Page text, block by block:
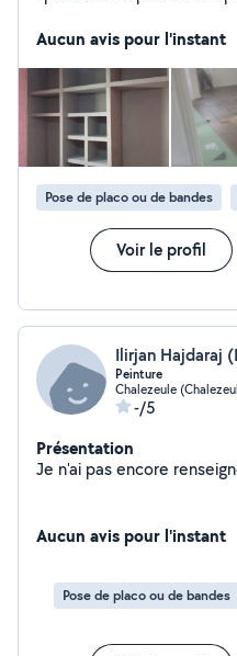
Aucun avis pour l'instant
Pose de placo ou de bandes
Voir le profil
Ilirjan Hajdaraj
Peinture
Chalezeule
-/5
Présentation
Aucun avis pour l'instant
Pose de placo ou de bandes